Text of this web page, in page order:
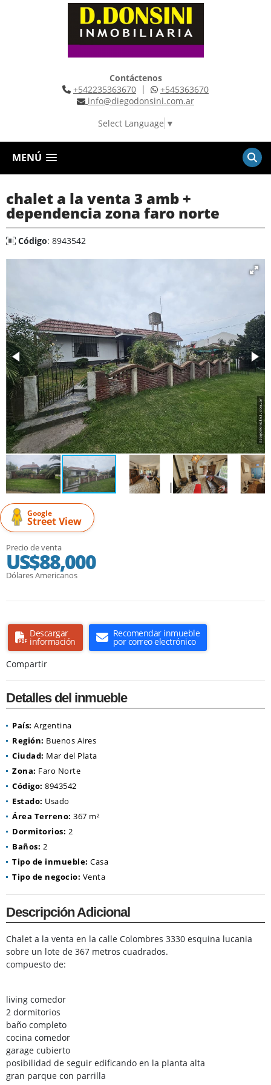
Contáctenos
+542235363670 |
+545363670
info@diegodonsini.com.ar
Select Language ▼
MENÚ
chalet a la venta 3 amb +
dependencia zona faro norte
Código: 8943542
Google
Street View
Precio de venta
US$88,000
Dólares Americanos
Descargar
información
Recomendar inmueble
por correo electrónico
Compartir
Detalles del inmueble
País: Argentina
Región: Buenos Aires
Ciudad: Mar del Plata
Zona: Faro Norte
Código: 8943542
Estado: Usado
Área Terreno: 367 m²
Dormitorios: 2
Baños: 2
Tipo de inmueble: Casa
Tipo de negocio: Venta
Descripción Adicional
Chalet a la venta en la calle Colombres 3330 esquina lucania
sobre un lote de 367 metros cuadrados.
compuesto de:
living comedor
2 dormitorios
baño completo
cocina comedor
garage cubierto
posibilidad de seguir edificando en la planta alta
gran parque con parrilla